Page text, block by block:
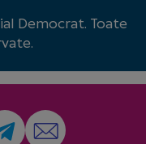
Democrat. Toate